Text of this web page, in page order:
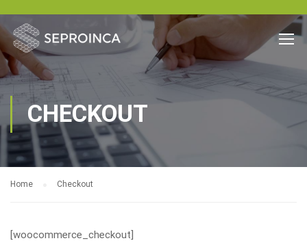
CHECKOUT
Home Checkout
[woocommerce_checkout]